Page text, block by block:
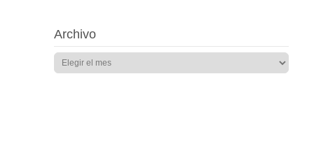
Archivo